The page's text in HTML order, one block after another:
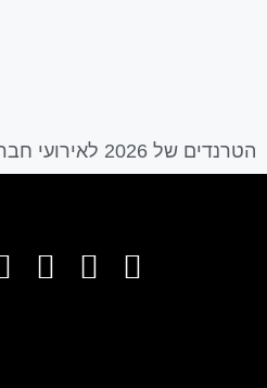
הטרנדים של 2026 לאירועי חברה